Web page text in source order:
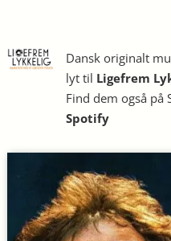
Dansk originalt
lyt til Ligefrem
Find dem også på
Spotify